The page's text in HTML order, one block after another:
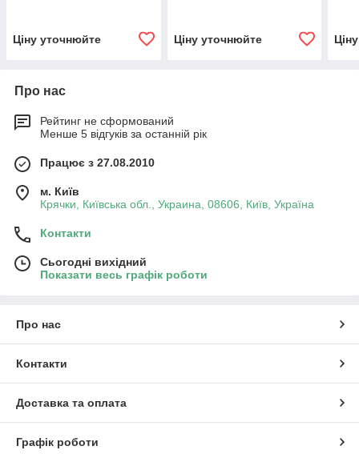
Ціну уточнюйте Ціну уточнюйте
Про нас
Рейтинг не сформований
Менше 5 відгуків за останній рік
Працює з 27.08.2010
м. Київ
Крячки, Київська обл., Украина, 08606, Київ, Україна
Контакти
Сьогодні вихідний
Показати весь графік роботи
Про нас
Контакти
Доставка та оплата
Графік роботи